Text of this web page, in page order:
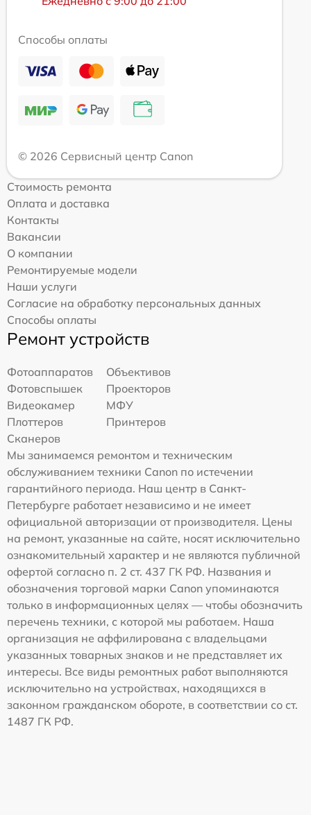
Способы оплаты
© 2026 Сервисный центр Canon
Стоимость ремонта
Оплата и доставка
Контакты
Вакансии
О компании
Ремонтируемые модели
Наши услуги
Согласие на обработку персональных данных
Способы оплаты
Ремонт устройств
Фотоаппаратов
Объективов
Фотовспышек
Проекторов
Видеокамер
МФУ
Плоттеров
Принтеров
Сканеров
Мы занимаемся ремонтом и техническим
обслуживанием техники Canon по истечении
гарантийного периода. Наш центр в Санкт-
Петербурге работает независимо и не имеет
официальной авторизации от производителя. Цены
на ремонт, указанные на сайте, носят исключительно
ознакомительный характер и не являются публичной
офертой согласно п. 2 ст. 437 ГК РФ. Названия и
обозначения торговой марки Canon упоминаются
только в информационных целях — чтобы обозначить
перечень техники, с которой мы работаем. Наша
организация не аффилирована с владельцами
указанных товарных знаков и не представляет их
интересы. Все виды ремонтных работ выполняются
исключительно на устройствах, находящихся в
законном гражданском обороте, в соответствии со ст.
1487 ГК РФ.